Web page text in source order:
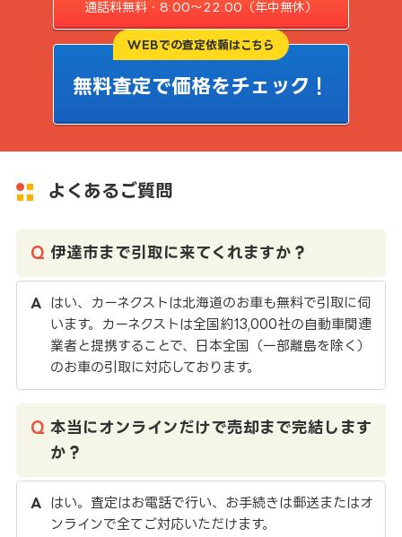
通話料無料・8:00〜22:00（年中無休）
WEBでの査定依頼はこちら
無料査定で価格をチェック！
よくあるご質問
伊達市まで引取に来てくれますか？
はい、カーネクストは北海道のお車も無料で引取に伺
います。カーネクストは全国約13,000社の自動車関連
業者と提携することで、日本全国（一部離島を除く）
のお車の引取に対応しております。
本当にオンラインだけで売却まで完結します
か？
はい。査定はお電話で行い、お手続きは郵送またはオ
ンラインで全てご対応いただけます。